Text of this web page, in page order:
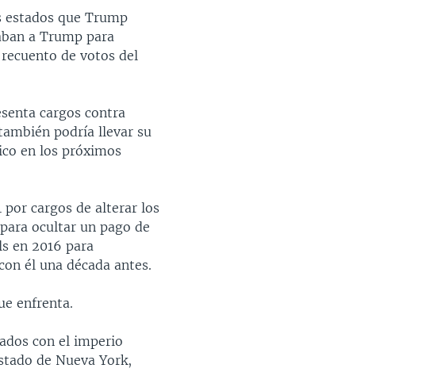
que Trump
a Trump para
de votos del
cargos contra
podría llevar su
en los próximos
cargos de alterar los
ocultar un pago de
en 2016 para
él una década antes.
enfrenta.
con el imperio
de Nueva York,